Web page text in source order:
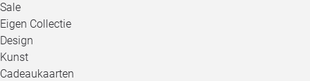
Sale
Eigen Collectie
Design
Kunst
Cadeaukaarten